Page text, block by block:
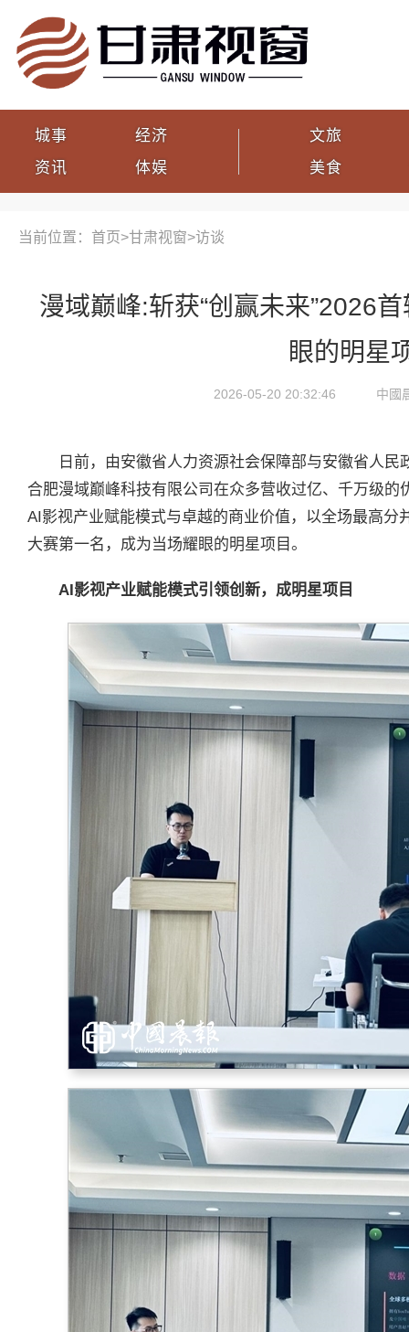
城事
资讯
经济
体娱
文旅
美食
当前位置：首页>甘肃视窗>访谈
漫域巅峰:斩获“创赢未来”2026
眼的明星
2026-05-20 20:32:46 中國
日前，由安徽省人力资源社会保障部与安徽省人民
合肥漫域巅峰科技有限公司在众多营收过亿、千万级
AI影视产业赋能模式与卓越的商业价值，以全场最高分
大赛第一名，成为当场耀眼的明星项目。
AI影视产业赋能模式引领创新，成明星项目